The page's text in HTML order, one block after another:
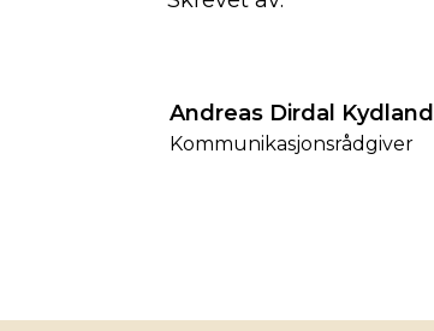
Andreas Dirdal Kydland
Kommunikasjonsrådgiver